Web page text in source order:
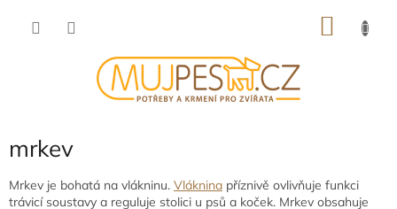
mrkev
Mrkev je bohatá na vlákninu. Vláknina příznivě ovlivňuje funkci
trávicí soustavy a reguluje stolici u psů a koček. Mrkev obsahuje